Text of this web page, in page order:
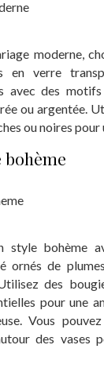
moderne,
en verre
avec des
ou argentée.
ou noires pour
style bohème
ornés de
des
pour une
Vous
des vases